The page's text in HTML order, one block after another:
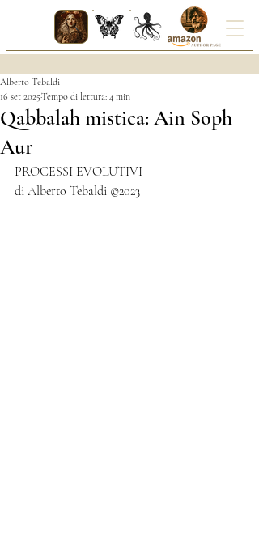
Qabbalah mistica: Ain Soph
Aur
Alberto Tebaldi
16 set 2025Tempo di lettura: 4 min
PROCESSI EVOLUTIVI
di Alberto Tebaldi ©2023